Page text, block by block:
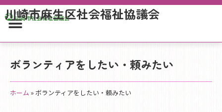
川崎市麻生区社会福祉協議会
ボランティアをしたい・頼みたい
ホーム » ボランティアをしたい・頼みたい